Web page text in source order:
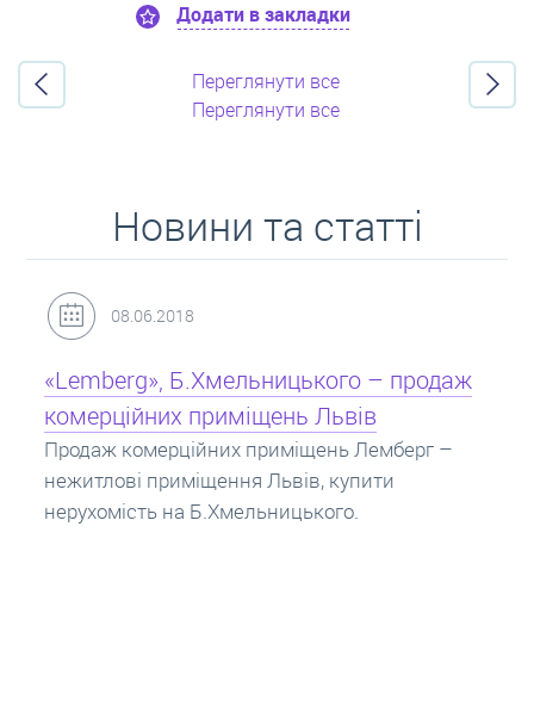
Додати в закладки
Переглянути все
Переглянути все
Новини та статті
31.05.2018
Кредит під заставу нерухомості: іпотека
Іпотека на квартиру – кредит на житло під
заставу нерухомості. Купити в іпотеку – що
потрібно знати? Консультація від Експертів
про іпотечні кредити.